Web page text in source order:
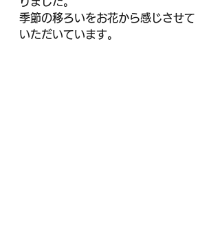
季節の移ろいをお花から感じさせて
いただいています。